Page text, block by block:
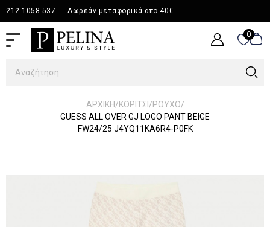
212 1058 537 Δωρεάν μεταφορικά απο 40€
0
0
ΑΡΧΙΚΉ/ΚΟΡΙΤΣΙ /ΡΟΥΧΟ/
GUESS ALL OVER GJ LOGO PANT BEIGE
FW24/25 J4YQ11KA6R4-P0FK